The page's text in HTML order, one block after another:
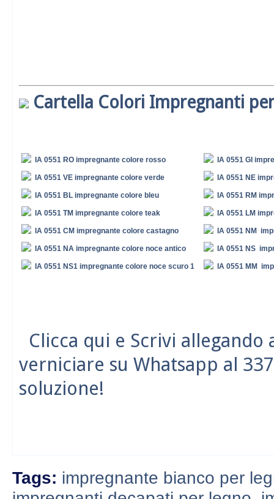
Cartella Colori Impregnanti
IA 0551 RO impregnante colore rosso IA 0551 GI
IA 0551 VE impregnante colore verde IA 0551 NE
IA 0551 BL impregnante colore bleu IA 0551 RM
IA 0551 TM impregnante colore teak IA 0551 LM
IA 0551 CM impregnante colore castagno IA 0551 NM
IA 0551 NA impregnante colore noce antico IA 0551 NS
IA 0551 NS1 impregnante colore noce scuro 1 IA 0551 MM
Clicca qui e Scrivi
verniciare su Whatsapp al
soluzione!
Tags: impregnante bianco per